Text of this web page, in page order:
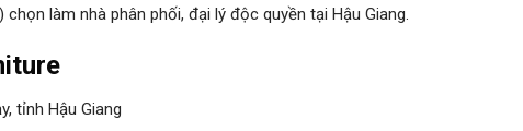
làm nhà phân phối, đại lý độc quyền tại Hậu Giang.
tỉnh Hậu Giang